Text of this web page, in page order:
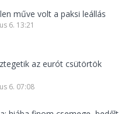
műve volt a paksi leállás
6. 13:21
az eurót csütörtök
6. 07:08